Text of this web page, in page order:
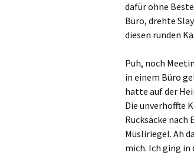
dafür ohne
Büro, drehte
diesen runden
Puh, noch
in einem Büro
hatte auf der
Die unverhoffte
Rucksäcke
Müsliriegel. Ah
mich. Ich ging in